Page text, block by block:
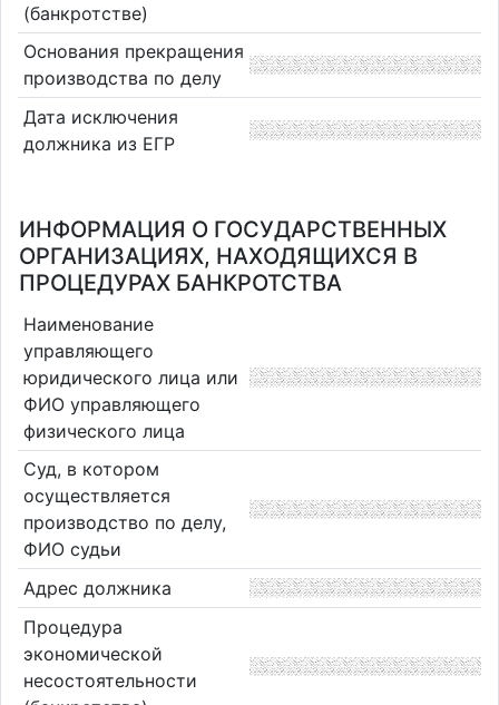
(банкротстве)
Основания прекращения
производства по делу
Дата исключения
должника из ЕГР
ИНФОРМАЦИЯ О ГОСУДАРСТВЕННЫХ
ОРГАНИЗАЦИЯХ, НАХОДЯЩИХСЯ В
ПРОЦЕДУРАХ БАНКРОТСТВА
Наименование
управляющего
юридического лица или
ФИО управляющего
физического лица
Суд, в котором
осуществляется
производство по делу,
ФИО судьи
Адрес должника
Процедура
экономической
несостоятельности